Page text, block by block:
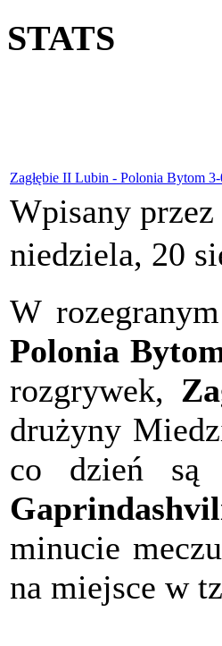
STATS
Zagłębie II Lubin - Polonia Bytom
Wpisany
niedziela, 20
W
Polonia
rozgrywek,
drużyny
co dzień są
minucie
na miejsce w